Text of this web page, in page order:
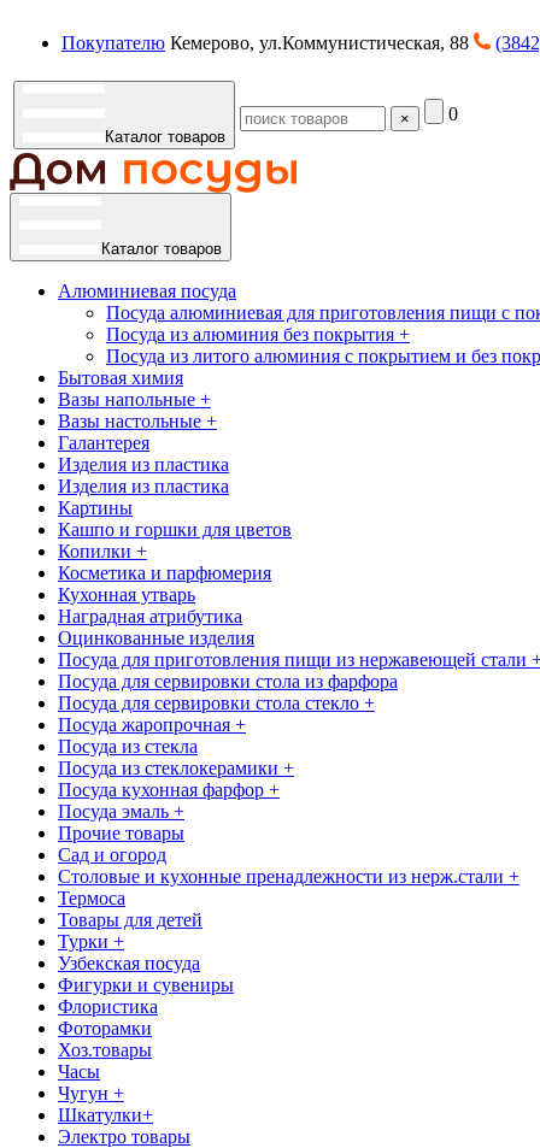
Покупателю Кемерово, ул.Коммунистическая, 88
Каталог товаров
× 0
Каталог товаров
Алюминиевая посуда
Посуда алюминиевая для приготовления пищи с
Посуда из алюминия без покрытия +
Посуда из литого алюминия с покрытием и без
Бытовая химия
Вазы напольные +
Вазы настольные +
Галантерея
Изделия из пластика
Изделия из пластика
Картины
Кашпо и горшки для цветов
Копилки +
Косметика и парфюмерия
Кухонная утварь
Наградная атрибутика
Оцинкованные изделия
Посуда для приготовления пищи из нержавеющей стали
Посуда для сервировки стола из фарфора
Посуда для сервировки стола стекло +
Посуда жаропрочная +
Посуда из стекла
Посуда из стеклокерамики +
Посуда кухонная фарфор +
Посуда эмаль +
Прочие товары
Сад и огород
Столовые и кухонные пренадлежности из нерж.стали +
Термоса
Товары для детей
Турки +
Узбекская посуда
Фигурки и сувениры
Флористика
Фоторамки
Хоз.товары
Часы
Чугун +
Шкатулки+
Электро товары